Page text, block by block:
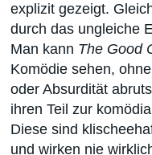
explizit gezeigt.
durch das ungleiche
Man kann The Good
Komödie sehen,
oder Absurdität
ihren Teil zur
Diese sind
und wirken nie